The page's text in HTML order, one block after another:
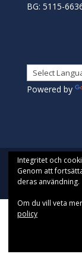
BG: 5115-
Powered by
Integritet och
Genom att
deras användning.
Om du vill veta
policy